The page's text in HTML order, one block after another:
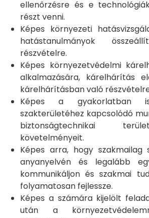
ellenőrzésre és e
részt venni.
Képes környezeti
hatástanulmányok
részvételre.
Képes környezetvédelmi
alkalmazására, kárelhárítás
kárelhárításban való
Képes a gyakorlatban
szakterületéhez kapcsolódó
biztonságtechnikai
követelményeit.
Képes arra, hogy szakmailag
anyanyelvén és legalább
kommunikáljon és szakmai
folyamatosan fejlessze.
Képes a számára kijelölt
után a